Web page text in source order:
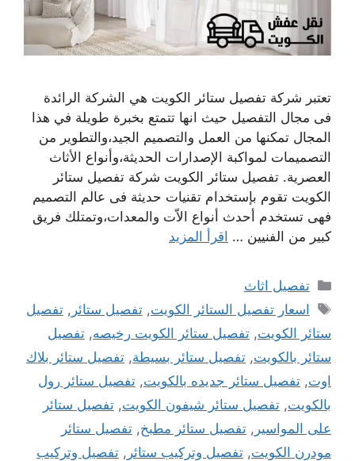
تعتبر شركة تفصيل ستائر الكويت هي الشركة الرائدة
فى مجال التفصيل حيث انها تتمتع بخبرة طويلة في هذا
المجال تمكنها من العمل والتصميم الجيد،والتطوير من
التصميمات لمواكبة الإصدارات الحديثة،وأنواع الأثاث
العصرية. تفصيل ستائر الكويت شركة تفصيل ستائر
الكويت تقوم بإستخدام تقنيات حديثة فى عالم التصميم
فهى تستخدم أحدث أنواع الاّت والمعدات،وتمتلك فريق
كبير من الفنيين … اقرأ المزيد
التصنيفات
تفصيل اثاث
الوسوم
اسعار تفصيل الستائر الكويت,تفصيل ستائر ,تفصيل
ستائر الكويت, تفصيل ستائر الكويت رخيصه, تفصيل
ستائر بالكويت, تفصيل ستائر بسيطة, تفصيل ستائر بلاك
اوت, تفصيل ستائر جديده بالكويت, تفصيل ستائر رول
بالكويت, تفصيل ستائر شيفون الكويت, تفصيل ستائر
على المواسير , تفصيل ستائر مطبخ, تفصيل ستائر
مودرن الكويت, تفصيل وتركيب ستائر , تفصيل وتركيب